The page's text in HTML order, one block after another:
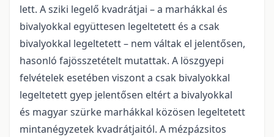
lett. A sziki legelő kvadrátjai – a marhákkal és
bivalyokkal együttesen legeltetett és a csak
bivalyokkal legeltetett – nem váltak el jelentősen,
hasonló fajösszetételt mutattak. A löszgyepi
felvételek esetében viszont a csak bivalyokkal
legeltetett gyep jelentősen eltért a bivalyokkal
és magyar szürke marhákkal közösen legeltetett
mintanégyzetek kvadrátjaitól. A mézpázsitos